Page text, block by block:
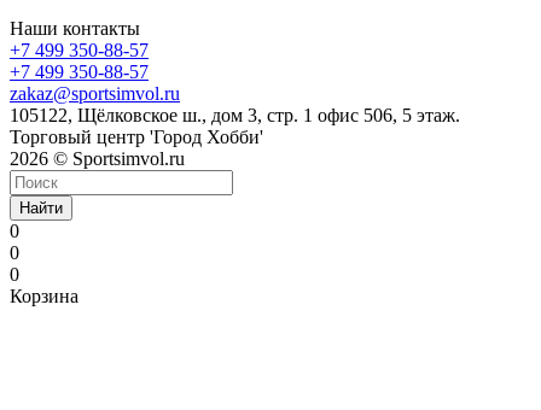
Наши контакты
+7 499 350-88-57
+7 499 350-88-57
zakaz@sportsimvol.ru
105122, Щёлковское ш., дом 3, стр. 1 офис 506, 5 этаж.
Торговый центр 'Город Хобби'
2026 © Sportsimvol.ru
Найти
0
0
0
Корзина